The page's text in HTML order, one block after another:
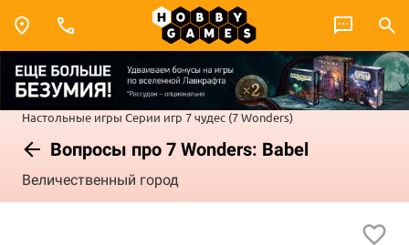
Настольные игры Серии игр 7 чудес (7 Wonders)
Вопросы про 7 Wonders: Babel
Величественный город